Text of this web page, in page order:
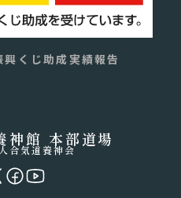
くじ助成実績報告
神館 本部道場
合気道養神会